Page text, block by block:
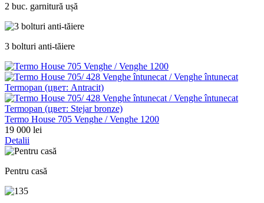
2 buc. garnitură ușă
3 bolturi anti-tăiere
Termo House 705 Venghe / Venghe 1200
19 000 lei
Detalii
Pentru casă